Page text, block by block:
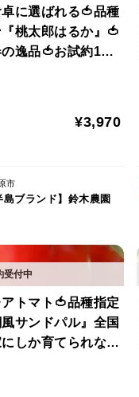
に選ばれる🍅品種
桃太郎はるか』🍅
逸品🍅お試約1kg
¥3,970
市
島ブランド】鈴木農園
トマト🍅品種指定
サンドパル』全国
しか育てられない